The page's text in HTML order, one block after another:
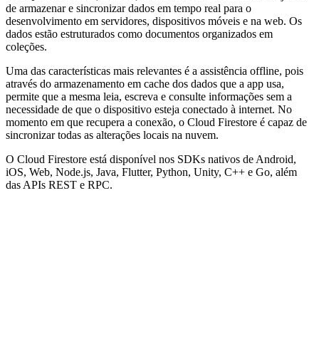
de armazenar e sincronizar dados em tempo real para o
desenvolvimento em servidores, dispositivos móveis e na web. Os
dados estão estruturados como documentos organizados em
coleções.
Uma das características mais relevantes é a assistência offline, pois
através do armazenamento em cache dos dados que a app usa,
permite que a mesma leia, escreva e consulte informações sem a
necessidade de que o dispositivo esteja conectado à internet. No
momento em que recupera a conexão, o Cloud Firestore é capaz de
sincronizar todas as alterações locais na nuvem.
O Cloud Firestore está disponível nos SDKs nativos de Android,
iOS, Web, Node.js, Java, Flutter, Python, Unity, C++ e Go, além
das APIs REST e RPC.